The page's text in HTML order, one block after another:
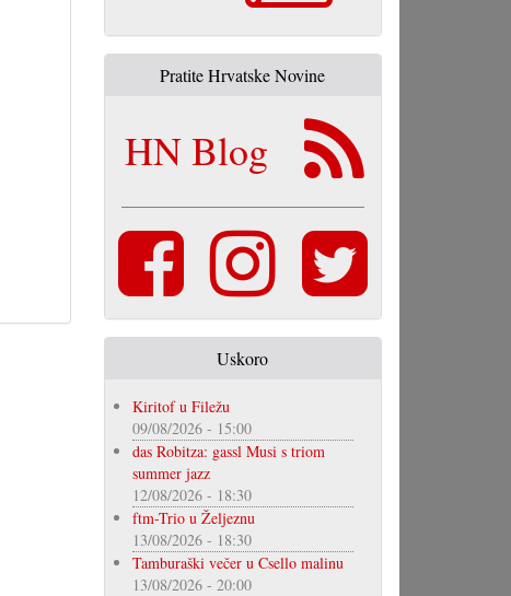
Pratite Hrvatske Novine
HN Blog
Uskoro
Kiritof u Filežu
09/08/2026 - 15:00
das Robitza: gassl Musi s triom
summer jazz
12/08/2026 - 18:30
ftm-Trio u Željeznu
13/08/2026 - 18:30
Tamburaški večer u Csello malinu
13/08/2026 - 20:00